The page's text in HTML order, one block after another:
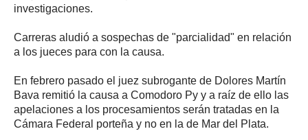
investigaciones.
Carreras aludió a sospechas de "parcialidad" en relación
a los jueces para con la causa.
En febrero pasado el juez subrogante de Dolores Martín
Bava remitió la causa a Comodoro Py y a raíz de ello las
apelaciones a los procesamientos serán tratadas en la
Cámara Federal porteña y no en la de Mar del Plata.